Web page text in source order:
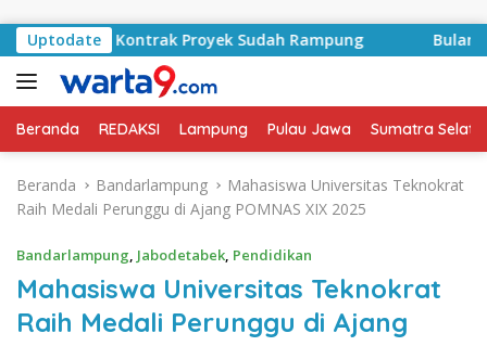
Uptodate
Kontrak Proyek Sudah Rampung Bulan
Beranda REDAKSI Lampung Pulau Jawa Sumatra
Beranda Bandarlampung
Mahasiswa Universitas Teknokrat
Raih Medali Perunggu di Ajang POMNAS XIX 2025
Bandarlampung, Jabodetabek, Pendidikan
Mahasiswa Universitas Teknokrat
Raih Medali Perunggu di Ajang